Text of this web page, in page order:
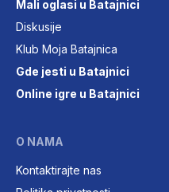
Mali oglasi u Batajnici
Diskusije
Klub Moja Batajnica
Gde jesti u Batajnici
Online igre u Batajnici
O NAMA
Kontaktirajte nas